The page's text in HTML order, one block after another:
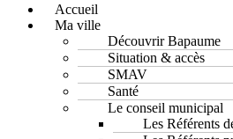
Accueil
Ma ville
Découvrir Bapaume
Situation & accès
SMAV
Santé
Le conseil municipal
Les Référents